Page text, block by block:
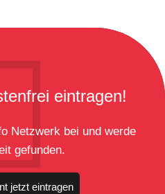
eintragen!
Netzwerk bei und werde
gefunden.
jetzt eintragen